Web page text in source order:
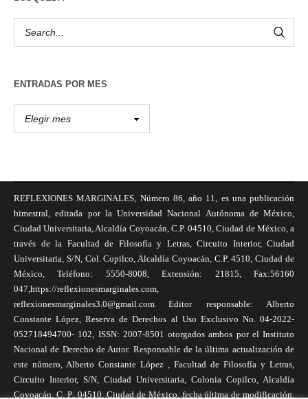
ENTRADAS POR MES
REFLEXIONES MARGINALES, Número 86, año 11, es una publicación
bimestral, editada por la Universidad Nacional Autónoma de México,
Ciudad Universitaria, Alcaldía Coyoacán, C.P. 04510, Ciudad de México, a
través de la Facultad de Filosofía y Letras, Circuito Interior, Ciudad
Universitaria, S/N, Col. Copilco, Alcaldía Coyoacán, C.P. 4510, Ciudad de
México, Teléfono: 5550-8008, Extensión: 21815, Fax:56160
047,https://reflexionesmarginales.com,
reflexionesmarginales3.0@gmail.com Editor responsable: Alberto
Constante López, Reserva de Derechos al Uso Exclusivo No. 04-2022-
052718494700- 102, ISSN: 2007-8501 otorgados ambos por el Instituto
Nacional de Derecho de Autor. Responsable de la última actualización de
este número, Alberto Constante López , Facultad de Filosofía y Letras,
Circuito Interior, S/N, Ciudad Universitaria, Colonia Copilco, Alcaldía
Coyoacán, C. P., 04510, Ciudad de México, fecha última de modificación,